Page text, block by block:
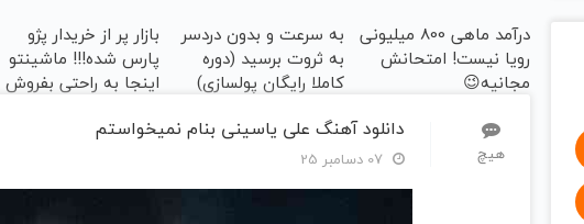
درآمد ماهی 800 میلیونی
رویا نیست! امتحانش
مجانیه😉
به سرعت و بدون دردسر
به ثروت برسید (دوره
کاملا رایگان پولسازی)
بازار پر از خریدار پژو
پارس شده!!! ماشینتو
اینجا به راحتی بفروش
هیچ
دانلود آهنگ علی یاسینی بنام نمیخواستم